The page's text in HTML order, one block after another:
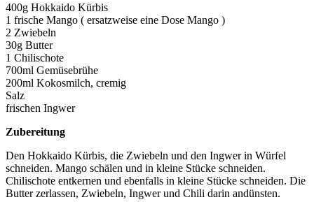
400g Hokkaido Kürbis
1 frische Mango ( ersatzweise eine Dose Mango )
2 Zwiebeln
30g Butter
1 Chilischote
700ml Gemüsebrühe
200ml Kokosmilch, cremig
Salz
frischen Ingwer
Zubereitung
Den Hokkaido Kürbis, die Zwiebeln und den Ingwer in Würfel
schneiden. Mango schälen und in kleine Stücke schneiden.
Chilischote entkernen und ebenfalls in kleine Stücke schneiden. Die
Butter zerlassen, Zwiebeln, Ingwer und Chili darin andünsten.